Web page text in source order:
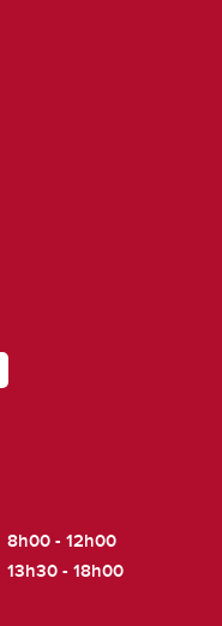
8h00 - 12h00
13h30 - 18h00